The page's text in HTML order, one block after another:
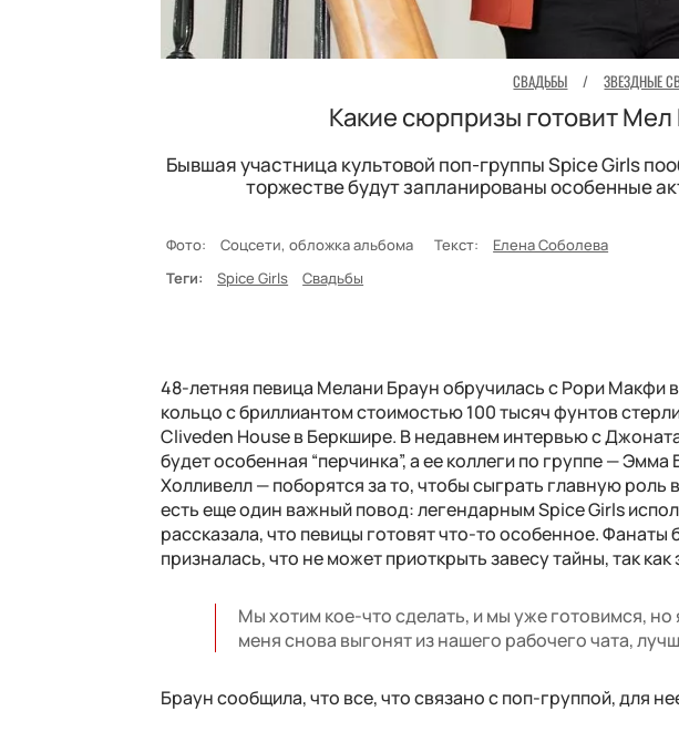
СВАДЬБЫ / ЗВЕЗДНЫЕ
Какие сюрпризы готовит
Бывшая участница культовой поп-группы Spice Girls
торжестве будут запланированы особенные
Фото: Соцсети, обложка альбома Текст: Елена Соболева
Теги:
Spice Girls Свадьбы
48-летняя певица Мелани Браун обручилась с Рори Макфи
кольцо с бриллиантом стоимостью 100 тысяч фунтов
Cliveden House в Беркшире. В недавнем интервью с
будет особенная “перчинка”, а ее коллеги по группе —
Холливелл — поборятся за то, чтобы сыграть главную
есть еще один важный повод: легендарным Spice Girls
рассказала, что певицы готовят что-то особенное.
призналась, что не может приоткрыть завесу тайны, так
Мы хотим кое-что сделать, и мы уже готовимся, но
меня снова выгонят из нашего рабочего чата,
Браун сообщила, что все, что связано с поп-группой, для